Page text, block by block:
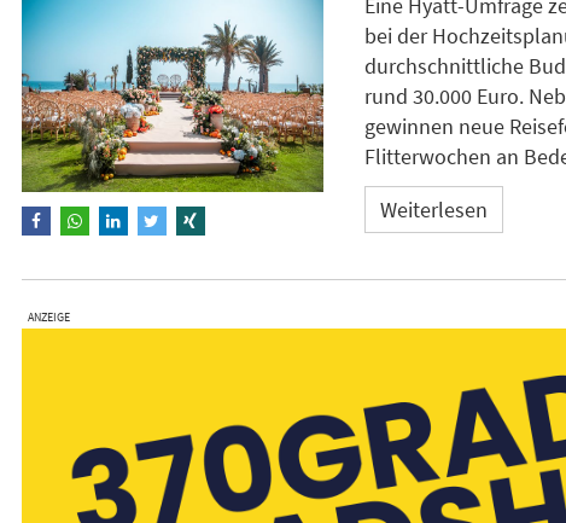
bei der
durchschnittliche
rund 30.000 Euro.
gewinnen neue
Flitterwochen an
Weiterlesen
ANZEIGE